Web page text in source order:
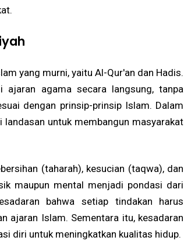
yang murni, yaitu Al-Qur'an dan Hadis.
ajaran agama secara langsung, tanpa
dengan prinsip-prinsip Islam. Dalam
untuk membangun masyarakat
(taharah), kesucian (taqwa), dan
maupun mental menjadi pondasi dari
bahwa setiap tindakan harus
ajaran Islam. Sementara itu, kesadaran
diri untuk meningkatkan kualitas hidup.